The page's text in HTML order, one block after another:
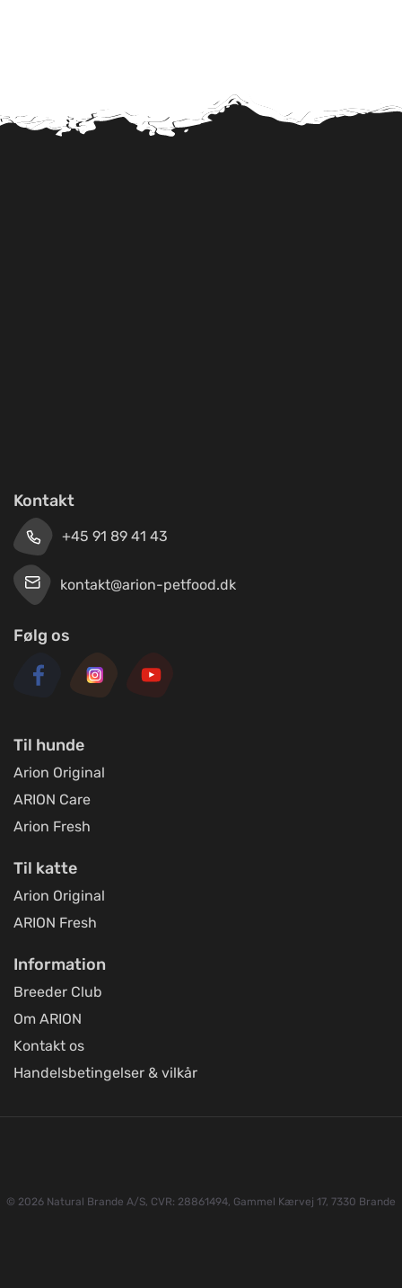
Kontakt
+45 91 89 41 43
kontakt@arion-petfood.dk
Følg os
Til hunde
Arion Original
ARION Care
Arion Fresh
Til katte
Arion Original
ARION Fresh
Information
Breeder Club
Om ARION
Kontakt os
Handelsbetingelser & vilkår
© 2026 Natural Brande A/S, CVR: 28861494, Gammel Kærvej 17, 7330 Brande